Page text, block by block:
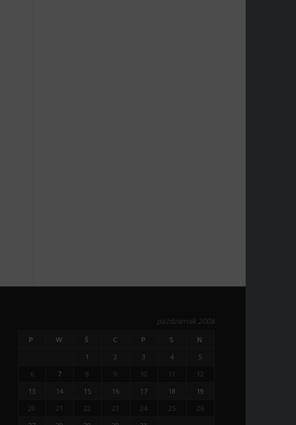
październik 2008
P W Ś C P S
N
1
2 3 4
5
6
7 8 9 10 11
12
13
14 15 16 17 18
19
20
21 22 23 24 25
26